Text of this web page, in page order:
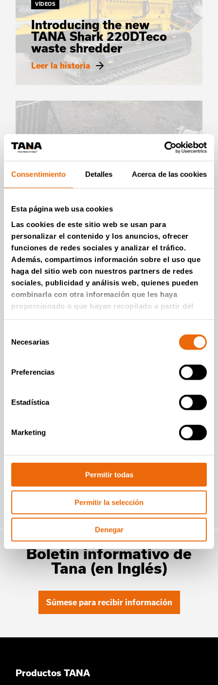
Consentimiento Detalles Acerca de las cookies
Esta página web usa cookies
Las cookies de este sitio web se usan para
personalizar el contenido y los anuncios, ofrecer
funciones de redes sociales y analizar el tráfico.
Además, compartimos información sobre el uso que
haga del sitio web con nuestros partners de redes
sociales, publicidad y análisis web, quienes pueden
combinarla con otra información que les haya
proporcionado o que hayan recopilado a partir del
deNecesarias
Preferencias
Estadística
Marketing
Permitir todas
Permitir la selección
Denegar
VÍDEOS
Introducing the new
TANA Shark 220DTeco
waste shredder
Leer la historia
VÍDEOS
TANA Shark 440DT waste shredder
Shredding tyres with
TANA Shark
Leer la historia
Fantastic plastic
processing made easy
with TANA
Leer la historia
Boletín informativo de
Tana (en Inglés)
Súmese para recibir información
Productos TANA